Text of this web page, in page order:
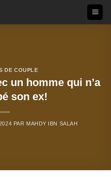
DE COUPLE
un homme qui n’a
son ex!
PAR MAHDY IBN SALAH